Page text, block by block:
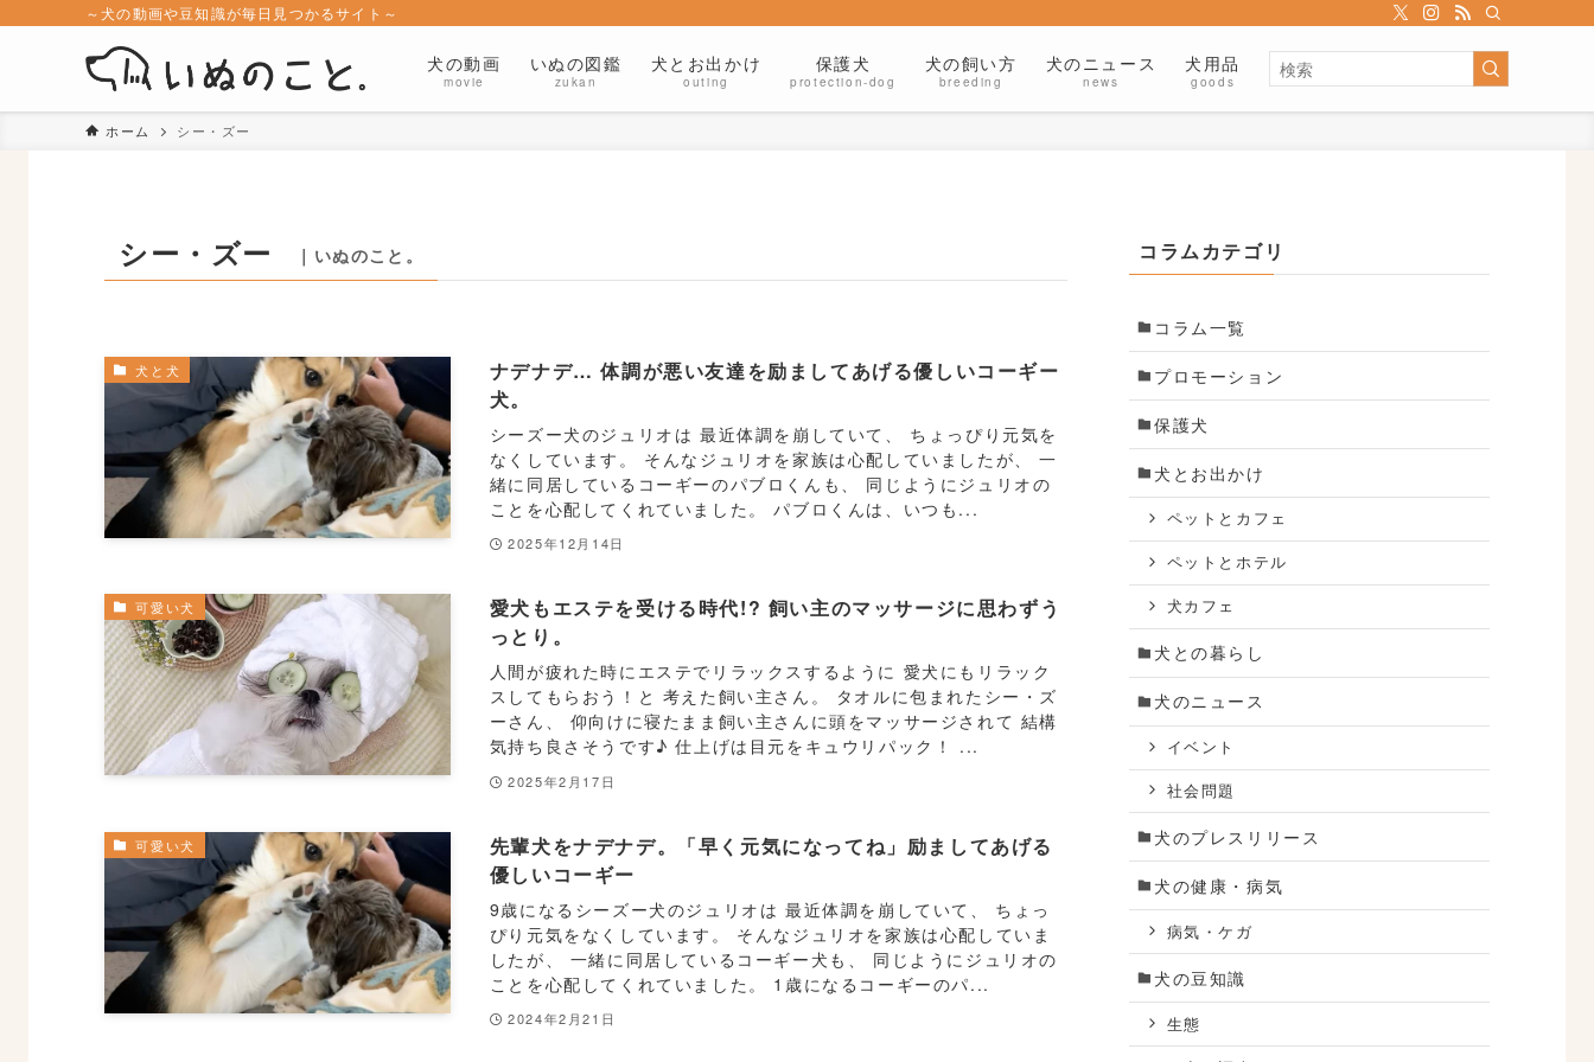
～犬の動画や豆知識が毎日見つかるサイト～
犬の動画
movie
いぬの図鑑
zukan
犬とお出かけ
outing
保護犬
protection-dog
犬の飼い方
breeding
犬のニュース
news
犬用品
goods
ホーム シー・ズー
シー・ズー ｜いぬのこと。
犬と犬
ナデナデ… 体調が悪い友達を励ましてあげる優しいコーギー
犬。
シーズー犬のジュリオは 最近体調を崩していて、 ちょっぴり元気を
なくしています。 そんなジュリオを家族は心配していましたが、 一
緒に同居しているコーギーのパブロくんも、 同じようにジュリオの
ことを心配してくれていました。 パブロくんは、いつも...
2025年12月14日
可愛い犬
愛犬もエステを受ける時代!? 飼い主のマッサージに思わずう
っとり。
人間が疲れた時にエステでリラックスするように 愛犬にもリラック
スしてもらおう！と 考えた飼い主さん。 タオルに包まれたシー・ズ
ーさん、 仰向けに寝たまま飼い主さんに頭をマッサージされて 結構
気持ち良さそうです♪ 仕上げは目元をキュウリパック！ ...
2025年2月17日
可愛い犬
先輩犬をナデナデ。「早く元気になってね」励ましてあげる
優しいコーギー
9歳になるシーズー犬のジュリオは 最近体調を崩していて、 ちょっ
ぴり元気をなくしています。 そんなジュリオを家族は心配していま
したが、 一緒に同居しているコーギー犬も、 同じようにジュリオの
ことを心配してくれていました。 1歳になるコーギーのパ...
2024年2月21日
コラムカテゴリ
コラム一覧
プロモーション
保護犬
犬とお出かけ
ペットとカフェ
ペットとホテル
犬カフェ
犬との暮らし
犬のニュース
イベント
社会問題
犬のプレスリリース
犬の健康・病気
病気・ケガ
犬の豆知識
生態